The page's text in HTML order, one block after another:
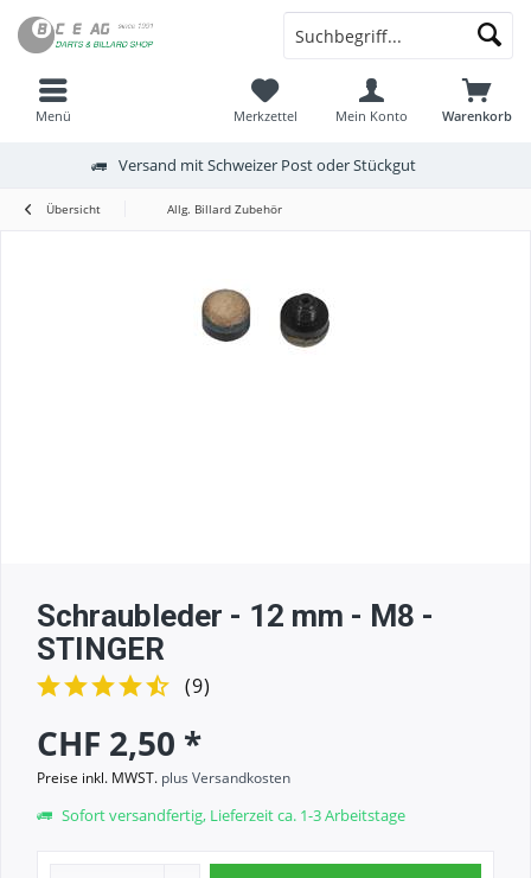
Menü Warenkorb
Merkzettel Mein Konto
Versand mit Schweizer Post oder Stückgut
Übersicht Allg. Billard Zubehör
Schraubleder - 12 mm - M8 -
STINGER
(9)
CHF 2,50 *
Preise inkl. MWST. plus Versandkosten
Sofort versandfertig, Lieferzeit ca. 1-3 Arbeitstage